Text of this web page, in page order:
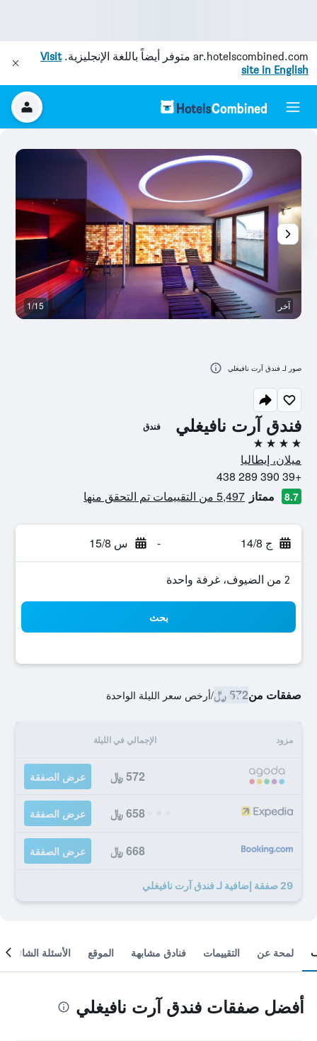
ar.hotelscombined.com متوفر أيضاً باللغة الإنجليزية.Visit
site in English
فندق آرت نافيغلي فندق
4 نجوم
ميلان، إيطاليا
+39 390 289 438
8.7 ممتاز 5,497 من التقييمات تم التحقق منها
ج 14/8 - س 15/8
2 من الضيوف، غرفة واحدة
بحث
صفقات من572 ﷼ /أرخص سعر الليلة الواحدة
مزود الإجمالي في الليلة
572 ﷼ عرض الصفقة
658 ﷼ عرض الصفقة
668 ﷼ عرض الصفقة
29 صفقة إضافية لـ فندق آرت نافيغلي
آخر 1/15
صور لـ فندق آرت نافيغلي
لمحة عن التقييمات فنادق مشابهة الموقع الأسئلة الشائعة
أفضل صفقات فندق آرت نافيغلي